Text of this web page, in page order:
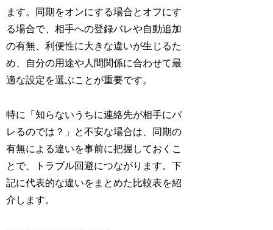
ます。同期をオンにする場合とオフにす
る場合で、相手への登録バレや自動追加
の有無、利便性に大きな違いが生じるた
め、自分の用途や人間関係に合わせて最
適な設定を選ぶことが重要です。
特に「知らないうちに連絡先が相手にバ
レるのでは？」と不安な場合は、同期の
有無による違いを事前に把握しておくこ
とで、トラブル回避につながります。下
記に代表的な違いをまとめた比較表を紹
介します。